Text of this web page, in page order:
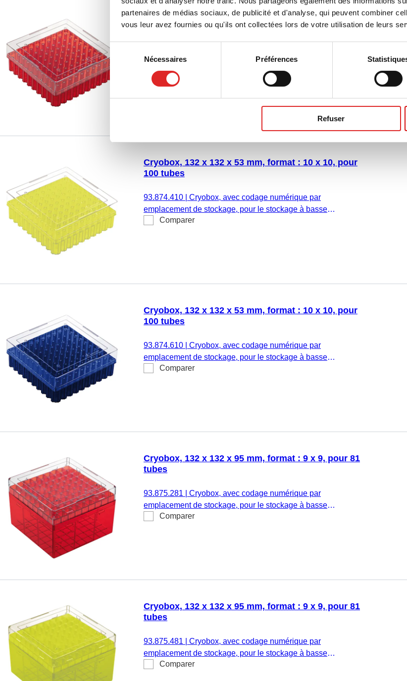
partenaires de médias sociaux, de publicité et d'analyse, qui peuvent combiner
vous leur avez fournies ou qu'ils ont collectées lors de votre utilisation de leurs
Sélection
du
consentement
Nécessaires Préférences
Refuser
Cryobox, 132 x 132 x 53 mm, format : 10 x 10, pour
100 tubes
emplacement de stockage, pour le stockage à basse
température, matériau : PC, rouge, couvercle coiffant avec
fonction de ventilation, bouchon : transparent, (L x l x h) : 132 x
132 x 53 mm, format : 10 x 10, pour 100 tubes, pour tubes
CryoPure 1,2 - 2,0 ml, pas de vis interne, 5 pièce(s)/sachet
Comparer
Cryobox, 132 x 132 x 53 mm, format : 10 x 10, pour
100 tubes
93.874.410
Cryobox, avec codage numérique par
emplacement de stockage, pour le stockage à basse
température, matériau : PC, jaune, couvercle coiffant avec
Comparer
Cryobox, 132 x 132 x 53 mm, format : 10 x 10, pour
100 tubes
93.874.610
Cryobox, avec codage numérique par
emplacement de stockage, pour le stockage à basse
température, matériau : PC, bleu, couvercle coiffant avec
Comparer
Cryobox, 132 x 132 x 95 mm, format : 9 x 9, pour 81
tubes
93.875.281
Cryobox, avec codage numérique par
emplacement de stockage, pour le stockage à basse
température, matériau : PC, rouge, couvercle coiffant avec
Comparer
Cryobox, 132 x 132 x 95 mm, format : 9 x 9, pour 81
tubes
93.875.481
Cryobox, avec codage numérique par
emplacement de stockage, pour le stockage à basse
température, matériau : PC, jaune, couvercle coiffant avec
Comparer